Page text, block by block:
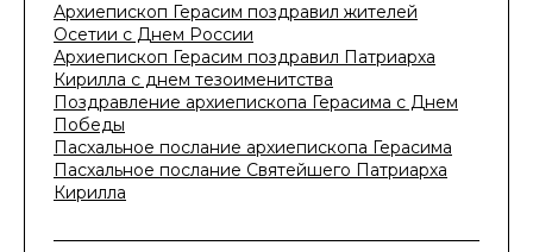
Архиепископ Герасим поздравил жителей
Осетии с Днем России
Архиепископ Герасим поздравил Патриарха
Кирилла с днем тезоименитства
Поздравление архиепископа Герасима с Днем
Победы
Пасхальное послание архиепископа Герасима
Пасхальное послание Святейшего Патриарха
Кирилла